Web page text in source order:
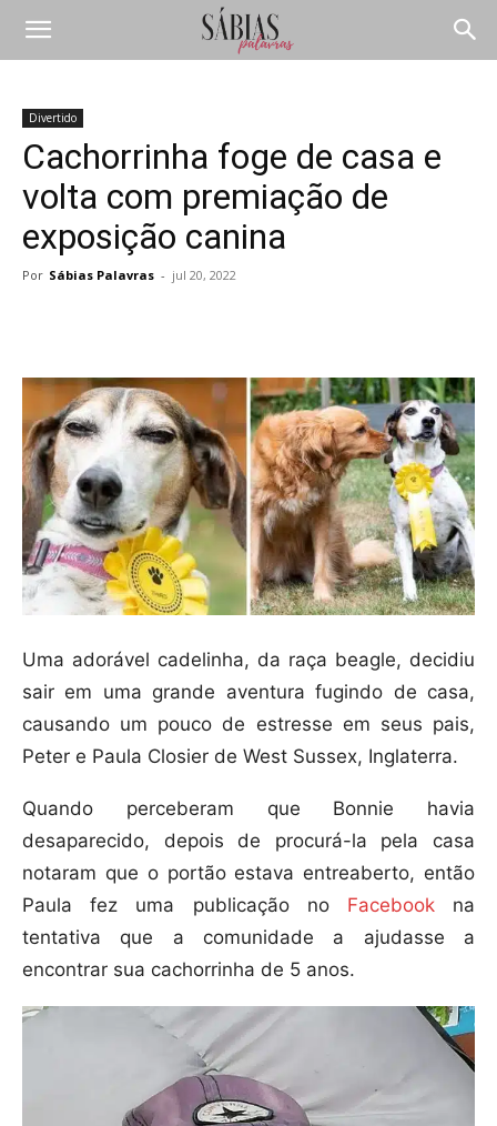
Divertido
Cachorrinha foge de casa e
volta com premiação de
exposição canina
Por Sábias Palavras - jul 20, 2022
Uma adorável cadelinha, da raça beagle, decidiu
sair em uma grande aventura fugindo de casa,
causando um pouco de estresse em seus pais,
Peter e Paula Closier de West Sussex, Inglaterra.
Quando perceberam que Bonnie havia
desaparecido, depois de procurá-la pela casa
notaram que o portão estava entreaberto, então
Paula fez uma publicação no Facebookna
tentativa que a comunidade a ajudasse a
encontrar sua cachorrinha de 5 anos.